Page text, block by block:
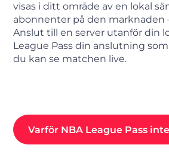
visas i ditt område av en lokal
abonnenter på den marknaden
Anslut till en server utanför din
League Pass din anslutning
du kan se matchen live.
Varför NBA League Pass